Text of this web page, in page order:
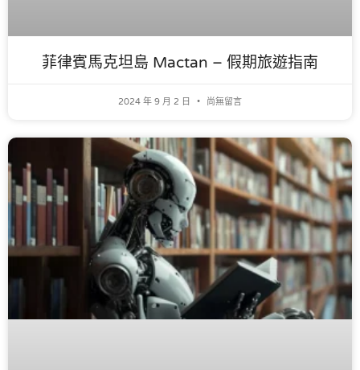
菲律賓馬克坦島 Mactan – 假期旅遊指南
2024 年 9 月 2 日 尚無留言